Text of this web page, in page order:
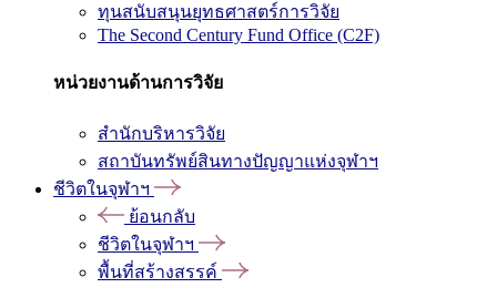
ทุนสนับสนุนยุทธศาสตร์การวิจัย
The Second Century Fund Office (C2F)
หน่วยงานด้านการวิจัย
สำนักบริหารวิจัย
สถาบันทรัพย์สินทางปัญญาแห่งจุฬาฯ
ชีวิตในจุฬาฯ
ย้อนกลับ
ชีวิตในจุฬาฯ
พื้นที่สร้างสรรค์